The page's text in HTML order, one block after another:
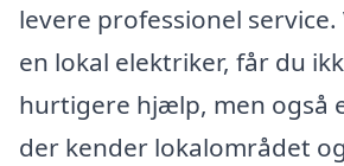
levere professionel
en lokal elektriker, får du
hurtigere hjælp, men også
der kender lokalområdet